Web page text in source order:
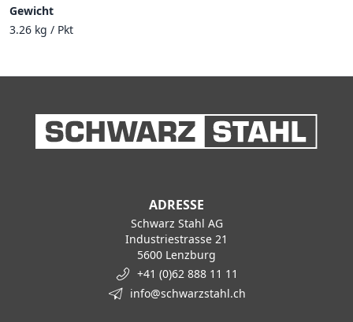
Gewicht
3.26 kg / Pkt
ADRESSE
Schwarz Stahl AG
Industriestrasse 21
5600 Lenzburg
+41 (0)62 888 11 11
info@schwarzstahl.ch